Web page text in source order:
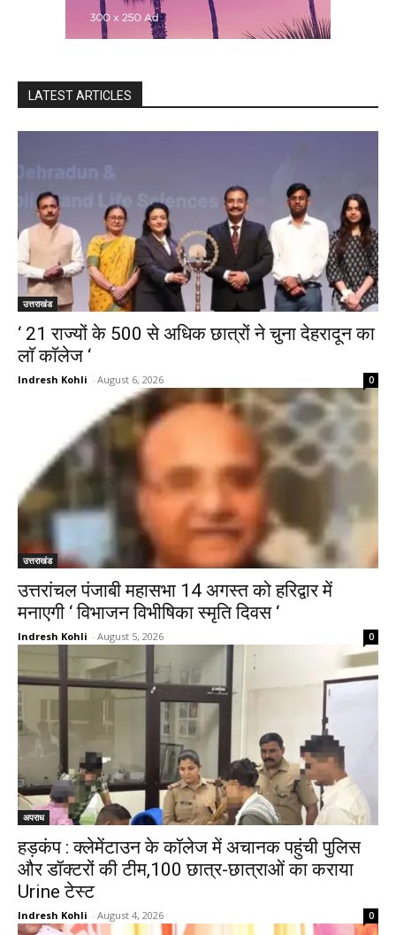
LATEST ARTICLES
उत्तराखंड
‘ 21 राज्यों के 500 से अधिक छात्रों ने चुना देहरादून का
लाॅ काॅलेज ‘
Indresh Kohli - August 6, 2026 0
उत्तराखंड
उत्तरांचल पंजाबी महासभा 14 अगस्त को हरिद्वार में
मनाएगी ‘ विभाजन विभीषिका स्मृति दिवस ‘
Indresh Kohli - August 5, 2026 0
अपराध
हड़कंप : क्लेमेंटाउन के कॉलेज में अचानक पहुंची पुलिस
और डॉक्टरों की टीम,100 छात्र-छात्राओं का कराया
Urine टेस्ट
Indresh Kohli - August 4, 2026 0